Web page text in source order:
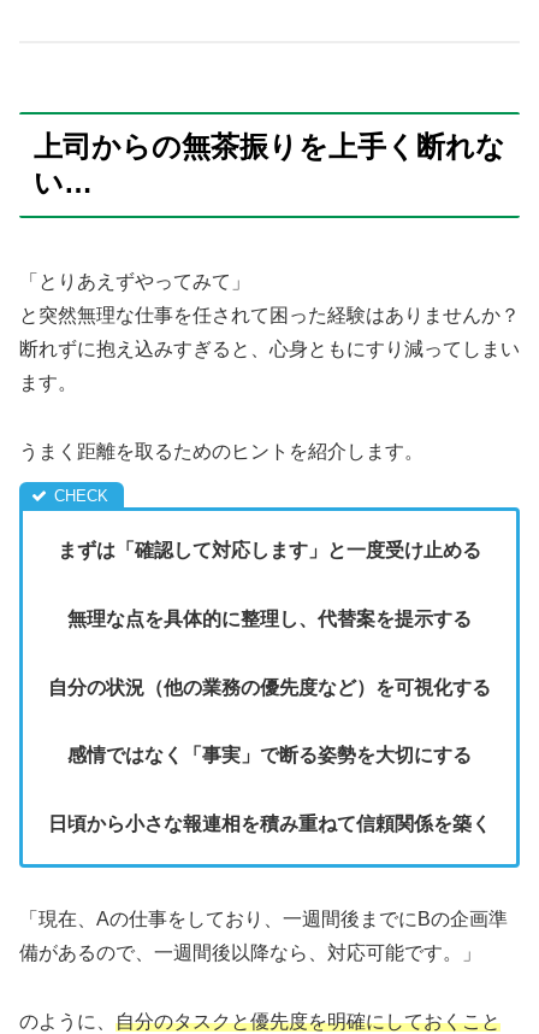
上司からの無茶振りを上手く断れな
い…
「とりあえずやってみて」
と突然無理な仕事を任されて困った経験はありませんか？
断れずに抱え込みすぎると、心身ともにすり減ってしまい
ます。
うまく距離を取るためのヒントを紹介します。
まずは「確認して対応します」と一度受け止める
無理な点を具体的に整理し、代替案を提示する
自分の状況（他の業務の優先度など）を可視化する
感情ではなく「事実」で断る姿勢を大切にする
日頃から小さな報連相を積み重ねて信頼関係を築く
「現在、Aの仕事をしており、一週間後までにBの企画準
備があるので、一週間後以降なら、対応可能です。」
のように、 自分のタスクと優先度を明確にしておくこと